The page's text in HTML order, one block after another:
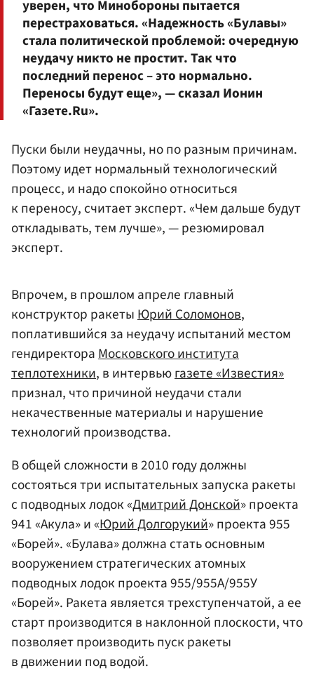
уверен, что Минобороны пытается
перестраховаться. «Надежность «Булавы»
стала политической проблемой: очередную
неудачу никто не простит. Так что
последний перенос – это нормально.
Переносы будут еще», — сказал Ионин
«Газете.Ru».
Пуски были неудачны, но по разным причинам.
Поэтому идет нормальный технологический
процесс, и надо спокойно относиться
к переносу, считает эксперт. «Чем дальше будут
откладывать, тем лучше», — резюмировал
эксперт.
Впрочем, в прошлом апреле главный
конструктор ракетыЮрий Соломонов,
поплатившийся за неудачу испытаний местом
гендиректораМосковского института
теплотехники, в интервьюгазете «Известия»
признал, что причиной неудачи стали
некачественные материалы и нарушение
технологий производства.
В общей сложности в 2010 году должны
состояться три испытательных запуска ракеты
с подводных лодок «Дмитрий Донской» проекта
941 «Акула» и «Юрий Долгорукий» проекта 955
«Борей». «Булава» должна стать основным
вооружением стратегических атомных
подводных лодок проекта 955/955А/955У
«Борей». Ракета является трехступенчатой, а ее
старт производится в наклонной плоскости, что
позволяет производить пуск ракеты
в движении под водой.